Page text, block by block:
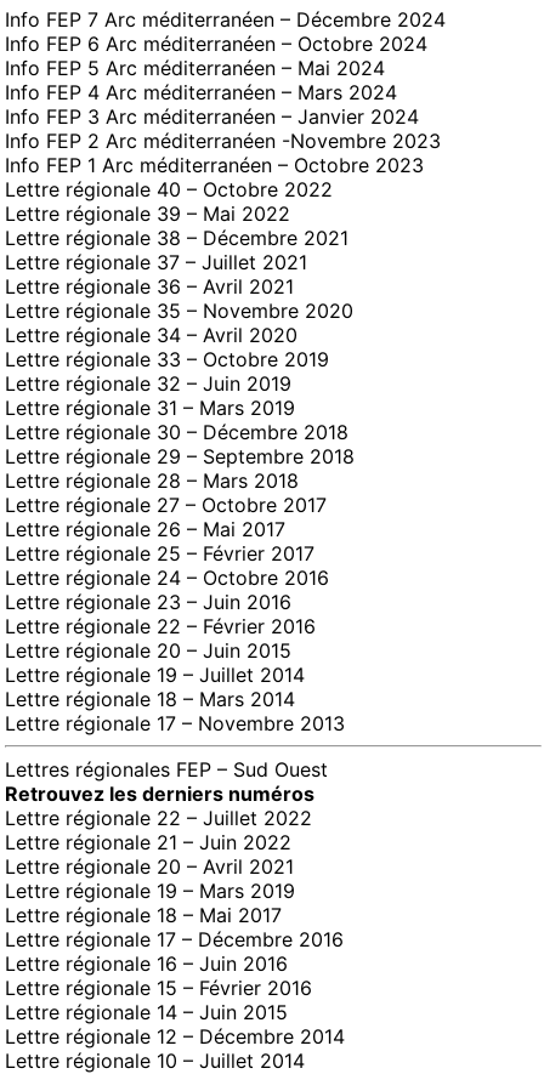
Info FEP 7 Arc méditerranéen – Décembre 2024
Info FEP 6 Arc méditerranéen – Octobre 2024
Info FEP 5 Arc méditerranéen – Mai 2024
Info FEP 4 Arc méditerranéen – Mars 2024
Info FEP 3 Arc méditerranéen – Janvier 2024
Info FEP 2 Arc méditerranéen -Novembre 2023
Info FEP 1 Arc méditerranéen – Octobre 2023
Lettre régionale 40 – Octobre 2022
Lettre régionale 39 – Mai 2022
Lettre régionale 38 – Décembre 2021
Lettre régionale 37 – Juillet 2021
Lettre régionale 36 – Avril 2021
Lettre régionale 35 – Novembre 2020
Lettre régionale 34 – Avril 2020
Lettre régionale 33 – Octobre 2019
Lettre régionale 32 – Juin 2019
Lettre régionale 31 – Mars 2019
Lettre régionale 30 – Décembre 2018
Lettre régionale 29 – Septembre 2018
Lettre régionale 28 – Mars 2018
Lettre régionale 27 – Octobre 2017
Lettre régionale 26 – Mai 2017
Lettre régionale 25 – Février 2017
Lettre régionale 24 – Octobre 2016
Lettre régionale 23 – Juin 2016
Lettre régionale 22 – Février 2016
Lettre régionale 20 – Juin 2015
Lettre régionale 19 – Juillet 2014
Lettre régionale 18 – Mars 2014
Lettre régionale 17 – Novembre 2013
Lettres régionales FEP – Sud Ouest
Retrouvez les derniers numéros
Lettre régionale 22 – Juillet 2022
Lettre régionale 21 – Juin 2022
Lettre régionale 20 – Avril 2021
Lettre régionale 19 – Mars 2019
Lettre régionale 18 – Mai 2017
Lettre régionale 17 – Décembre 2016
Lettre régionale 16 – Juin 2016
Lettre régionale 15 – Février 2016
Lettre régionale 14 – Juin 2015
Lettre régionale 12 – Décembre 2014
Lettre régionale 10 – Juillet 2014